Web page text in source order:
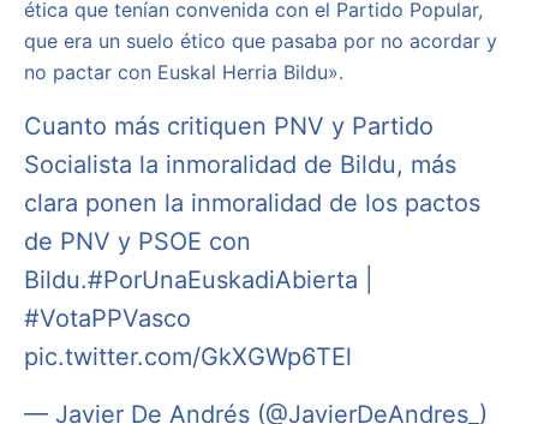
ética que tenían convenida con el Partido Popular,
que era un suelo ético que pasaba por no acordar y
no pactar con Euskal Herria Bildu».
Cuanto más critiquen PNV y Partido
Socialista la inmoralidad de Bildu, más
clara ponen la inmoralidad de los pactos
de PNV y PSOE con
Bildu.#PorUnaEuskadiAbierta
#VotaPPVasco
pic.twitter.com/GkXGWp6TEl
— Javier De Andrés (@JavierDeAndres_)